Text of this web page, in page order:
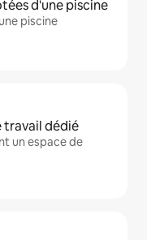
d'une piscine
piscine
travail dédié
un espace de